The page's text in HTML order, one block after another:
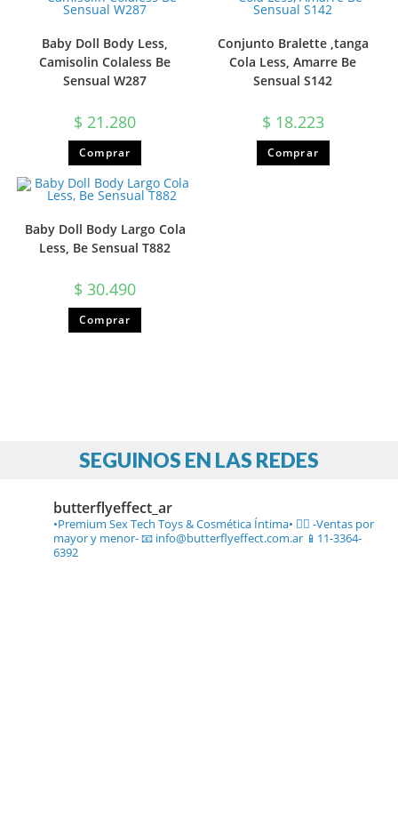
Baby Doll Body Less,
Camisolin Colaless Be
Sensual W287
$ 21.280
Comprar
Conjunto Bralette ,tanga
Cola Less, Amarre Be
Sensual S142
$ 18.223
Comprar
Baby Doll Body Largo Cola
Less, Be Sensual T882
$ 30.490
Comprar
SEGUINOS EN LAS REDES
butterflyeffect_ar
•Premium Sex Tech Toys & Cosmética Íntima• ❤️‍🔥 -Ventas por
mayor y menor-📧 info@butterflyeffect.com.ar 📱11-3364-
6392